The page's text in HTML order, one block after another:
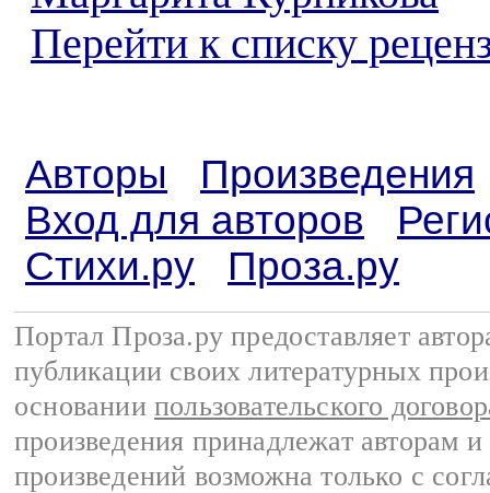
Перейти к списку
Авторы
Произведения
Вход для авторов
Стихи.ру
Проза.ру
Портал Проза.ру предоставляет
публикации своих литературных
основании пользовательского
произведения принадлежат авторам
произведений возможна только с